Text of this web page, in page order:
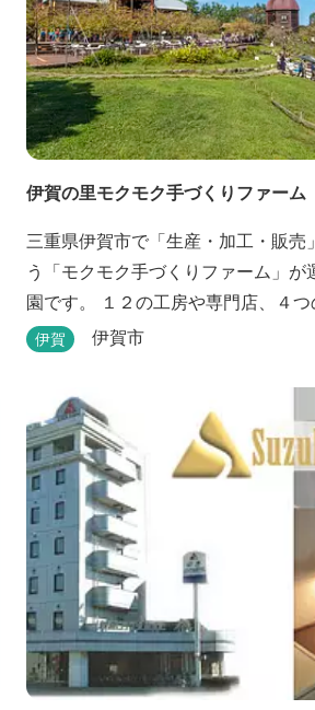
伊賀の里モクモク手づくりファーム
三重県伊賀市で「生産・加工・販売
う「モクモク手づくりファーム」が
園です。 １２の工房や専門店、４つ
カフェ、３箇所の体験教室がある他
いただける遊び場もあります。 園
くんたちのショーを見たり、ウイン
ンづくりなどの手づくり体験教室や
グラムに参加したり...
伊賀 伊賀市